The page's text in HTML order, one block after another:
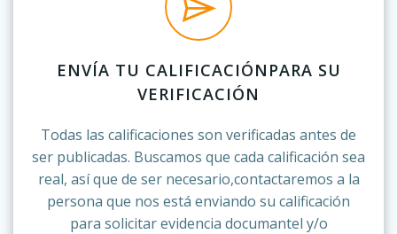
ENVÍA TU CALIFICACIÓNPARA SU
VERIFICACIÓN
Todas las calificaciones son verificadas antes de
ser publicadas. Buscamos que cada calificación sea
real, así que de ser necesario,contactaremos a la
persona que nos está enviando su calificación
para solicitar evidencia documantel y/o